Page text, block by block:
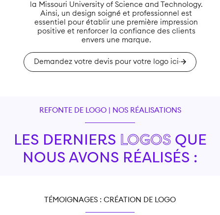
la Missouri University of Science and Technology.
Ainsi, un design soigné et professionnel est
essentiel pour établir une première impression
positive et renforcer la confiance des clients
envers une marque.​
Demandez votre devis pour votre logo ici
REFONTE DE LOGO | NOS RÉALISATIONS
LES DERNIERS LOGOSQUE
NOUS AVONS RÉALISÉS :
TÉMOIGNAGES : CRÉATION DE LOGO